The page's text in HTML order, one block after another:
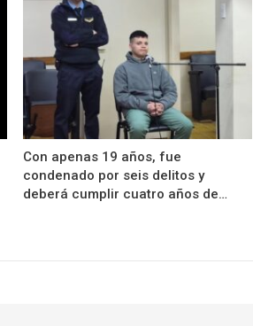
Con apenas 19 años, fue
condenado por seis delitos y
deberá cumplir cuatro años de…